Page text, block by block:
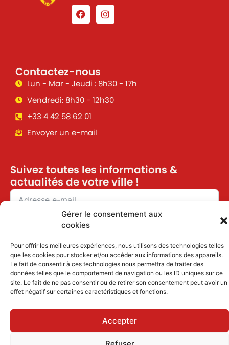
Gérer le consentement aux
cookies
Pour offrir les meilleures expériences, nous utilisons des technologies telles
que les cookies pour stocker et/ou accéder aux informations des appareils.
Le fait de consentir à ces technologies nous permettra de traiter des
données telles que le comportement de navigation ou les ID uniques sur ce
site. Le fait de ne pas consentir ou de retirer son consentement peut avoir un
effet négatif sur certaines caractéristiques et fonctions.
Accepter
Contactez-nous
Lun - Mar - Jeudi : 8h30 - 17h
Vendredi: 8h30 - 12h30
+33 4 42 58 62 01
Envoyer un e-mail
Suivez toutes les informations &
actualités de votre ville !
J'accepte de recevoir des informations et
actualités par email
Inscription